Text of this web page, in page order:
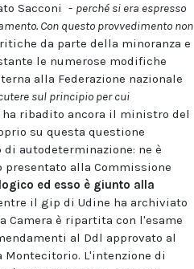
Sacconi - perché si era espresso
Con questo provvedimento non
da parte della minoranza e
le numerose modifiche
alla Federazione nazionale
sul principio per cui
ribadito ancora il ministro del
su questa questione
autodeterminazione: ne è
alla Commissione
ed esso è giunto alla
il gip di Udine ha archiviato
Camera è ripartita con l'esame
al Ddl approvato al
Montecitorio. L'intenzione di